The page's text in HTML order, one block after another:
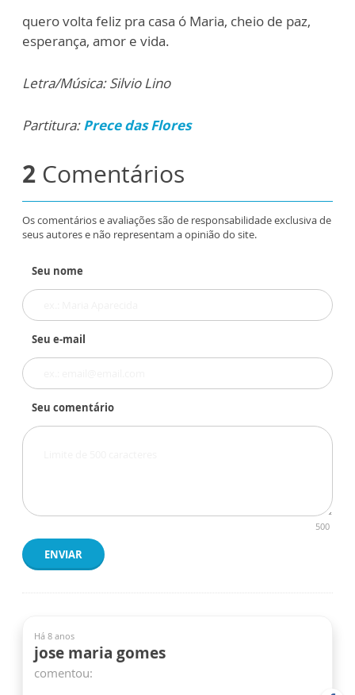
quero volta feliz pra casa ó Maria, cheio de paz,
esperança, amor e vida.
Letra/Música: Silvio Lino
Partitura:Prece das Flores
2 Comentários
Os comentários e avaliações são de responsabilidade exclusiva de
seus autores e não representam a opinião do site.
Seu nome
Seu e-mail
Seu comentário
500
ENVIAR
Há 8 anos
jose maria gomes
comentou: